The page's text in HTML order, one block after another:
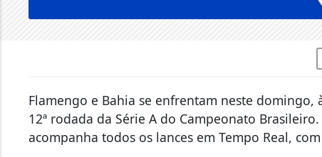
Flamengo e Bahia se enfrentam neste domingo,
12ª rodada da Série A do Campeonato
acompanha todos os lances em Tempo Real,